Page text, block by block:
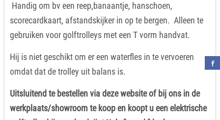
Handig om bv een reep,banaantje, hanschoen,
scorecardkaart, afstandskijker in op te bergen. Alleen te
gebruiken voor golftrolleys met een T vorm handvat.
Hij is niet geschikt om er een waterfles in te vervoeren
omdat dat de trolley uit balans is.
Uitsluitend te bestellen via deze website of bij ons in de
werkplaats/showroom te koop en koopt u een elektrische